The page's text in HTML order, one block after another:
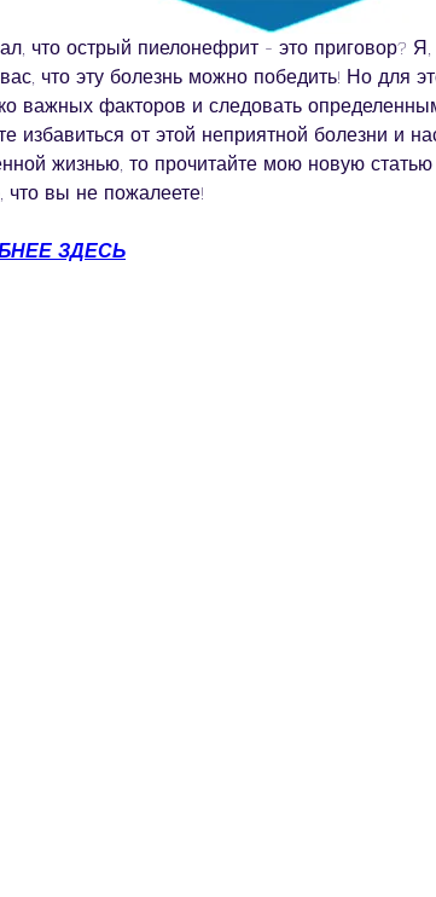
что острый пиелонефрит - это приговор?
что эту болезнь можно победить! Но для
важных факторов и следовать
избавиться от этой неприятной болезни и
жизнью, то прочитайте мою новую
вы не пожалеете!
ЗДЕСЬ